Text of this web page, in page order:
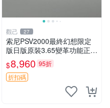
觀己 27
索尼PSV2000最終幻想限定
版日版原裝3.65變革功能正常
背面小劃痕磨損 實物圖可查
限量珍藏 畫集 游戲機
$8,960 95折
折扣碼